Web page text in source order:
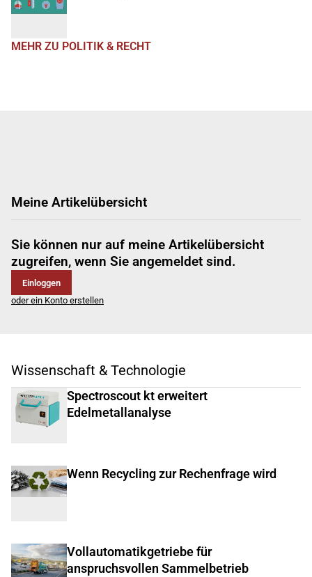
MEHR ZU POLITIK & RECHT
Meine Artikelübersicht
Sie können nur auf meine Artikelübersicht
zugreifen, wenn Sie angemeldet sind.
Einloggen
oder ein Konto erstellen
Wissenschaft & Technologie
Spectroscout kt erweitert
Edelmetallanalyse
Wenn Recycling zur Rechenfrage wird
Vollautomatikgetriebe für
anspruchsvollen Sammelbetrieb